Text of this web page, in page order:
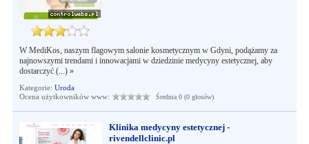
W MediKos, naszym flagowym salonie kosmetycznym w Gdyni, podążamy za
najnowszymi trendami i innowacjami w dziedzinie medycyny estetycznej, aby
dostarczyć (...) »
Kategorie: Uroda
Ocena użytkowników www:
Średnia 0 (0 głosów)
Klinika medycyny estetycznej -
rivendellclinic.pl